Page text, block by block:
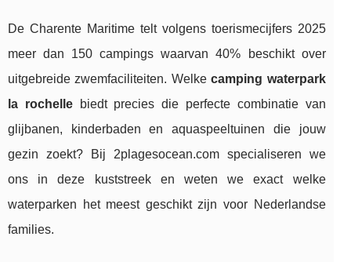
De Charente Maritime telt volgens toerismecijfers 2025
meer dan 150 campings waarvan 40% beschikt over
uitgebreide zwemfaciliteiten. Welkecamping waterpark
la rochellebiedt precies die perfecte combinatie van
glijbanen, kinderbaden en aquaspeeltuinen die jouw
gezin zoekt? Bij 2plagesocean.com specialiseren we
ons in deze kuststreek en weten we exact welke
waterparken het meest geschikt zijn voor Nederlandse
families.